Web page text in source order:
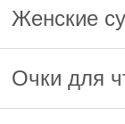
Женские
Очки для